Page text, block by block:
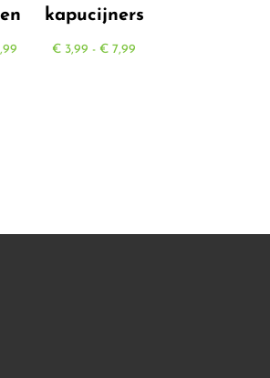
Prijsklasse:
kapucijners
€ 3,99 - € 7,99